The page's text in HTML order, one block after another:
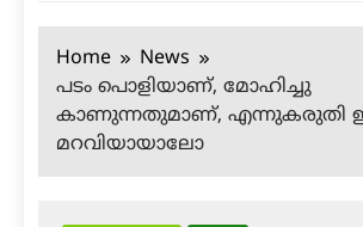
Home
News
പടം പൊളിയാണ്, മോഹിച്ചു
കാണുന്നതുമാണ്, എന്നുകരുതി
മറവിയായാലോ